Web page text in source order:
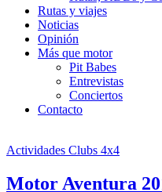
Rutas y viajes
Noticias
Opinión
Más que motor
Pit Babes
Entrevistas
Conciertos
Contacto
Actividades Clubs 4x4
Motor Aventura